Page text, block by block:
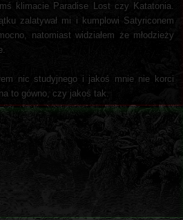
klimacie Paradise Lost czy Katatonia.
zalatywał mi i kumplowi Satyriconem
natomiast widziałem że młodzieży
nic studyjnego i jakoś mnie nie korci
to gówno, czy jakoś tak.